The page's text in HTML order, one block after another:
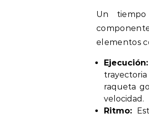
Un
elementos
Ejecución:
raqueta
velocidad.
Ritmo: